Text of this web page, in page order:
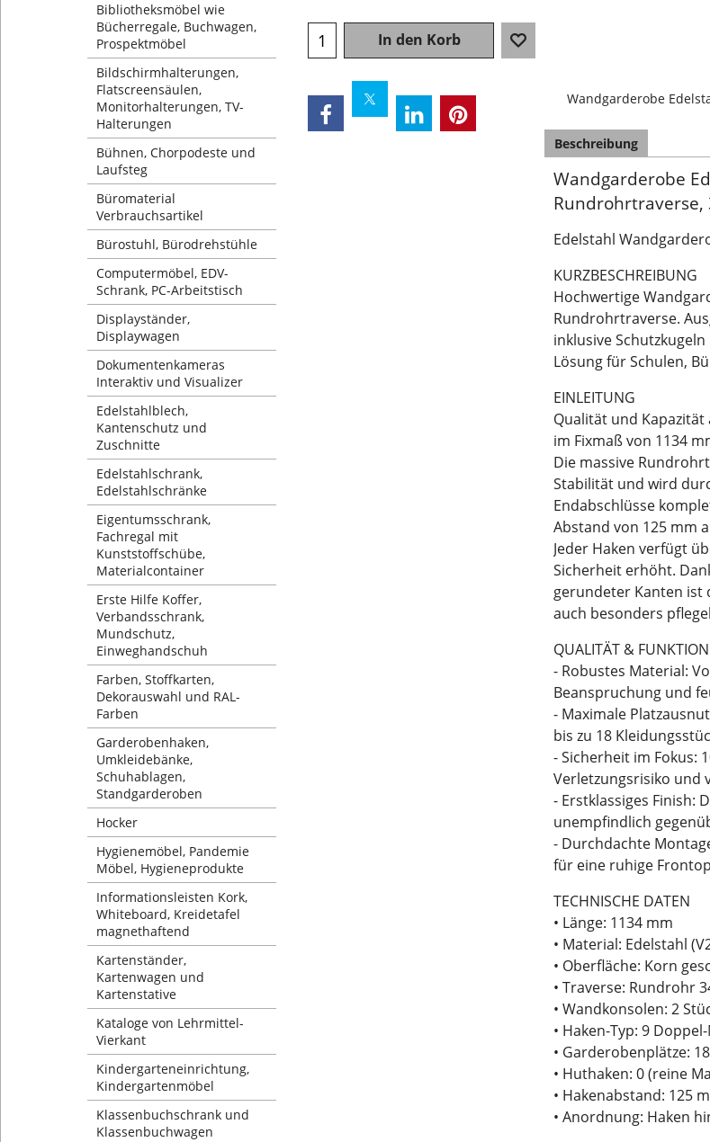
Bibliotheksmöbel wie
Bücherregale, Buchwagen,
Prospektmöbel
Bildschirmhalterungen,
Flatscreensäulen,
Monitorhalterungen, TV-
Halterungen
Bühnen, Chorpodeste und
Laufsteg
Büromaterial
Verbrauchsartikel
Bürostuhl, Bürodrehstühle
Computermöbel, EDV-
Schrank, PC-Arbeitstisch
Displayständer,
Displaywagen
Dokumentenkameras
Interaktiv und Visualizer
Edelstahlblech,
Kantenschutz und
Zuschnitte
Edelstahlschrank,
Edelstahlschränke
Eigentumsschrank,
Fachregal mit
Kunststoffschübe,
Materialcontainer
Erste Hilfe Koffer,
Verbandsschrank,
Mundschutz,
Einweghandschuh
Farben, Stoffkarten,
Dekorauswahl und RAL-
Farben
Garderobenhaken,
Umkleidebänke,
Schuhablagen,
Standgarderoben
Hocker
Hygienemöbel, Pandemie
Möbel, Hygieneprodukte
Informationsleisten Kork,
Whiteboard, Kreidetafel
magnethaftend
Kartenständer,
Kartenwagen und
Kartenstative
Kataloge von Lehrmittel-
Vierkant
Kindergarteneinrichtung,
Kindergartenmöbel
Klassenbuchschrank und
Klassenbuchwagen
Wandgarderobe
In den Korb
Beschreibung
Wandgarderobe
Rundrohrtraverse,
Edelstahl
KURZBESCHREIBUNG
Hochwertige
Rundrohrtraverse.
inklusive
Lösung für Schulen,
EINLEITUNG
Qualität und
im Fixmaß von 1134
Die massive
Stabilität und wird
Endabschlüsse
Abstand von 125 mm
Jeder Haken verfügt
Sicherheit erhöht.
gerundeter Kanten ist
auch besonders
QUALITÄT & FUNKTION
- Robustes Material:
Beanspruchung und
- Maximale
bis zu 18
- Sicherheit im Fokus:
Verletzungsrisiko und
- Erstklassiges Finish:
unempfindlich
- Durchdachte
für eine ruhige
TECHNISCHE DATEN
• Länge: 1134 mm
• Material: Edelstahl
• Oberfläche: Korn
• Traverse: Rundrohr
• Wandkonsolen: 2
• Haken-Typ: 9
• Garderobenplätze: 18
• Huthaken: 0 (reine
• Hakenabstand: 125
• Anordnung: Haken